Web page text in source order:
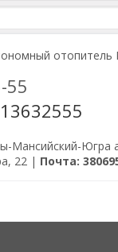
55
Мансийский-Югра
22 | Почта: